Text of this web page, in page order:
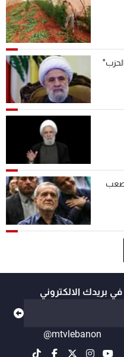
"صعب
بريدك الالكتروني
@mtvlebanon